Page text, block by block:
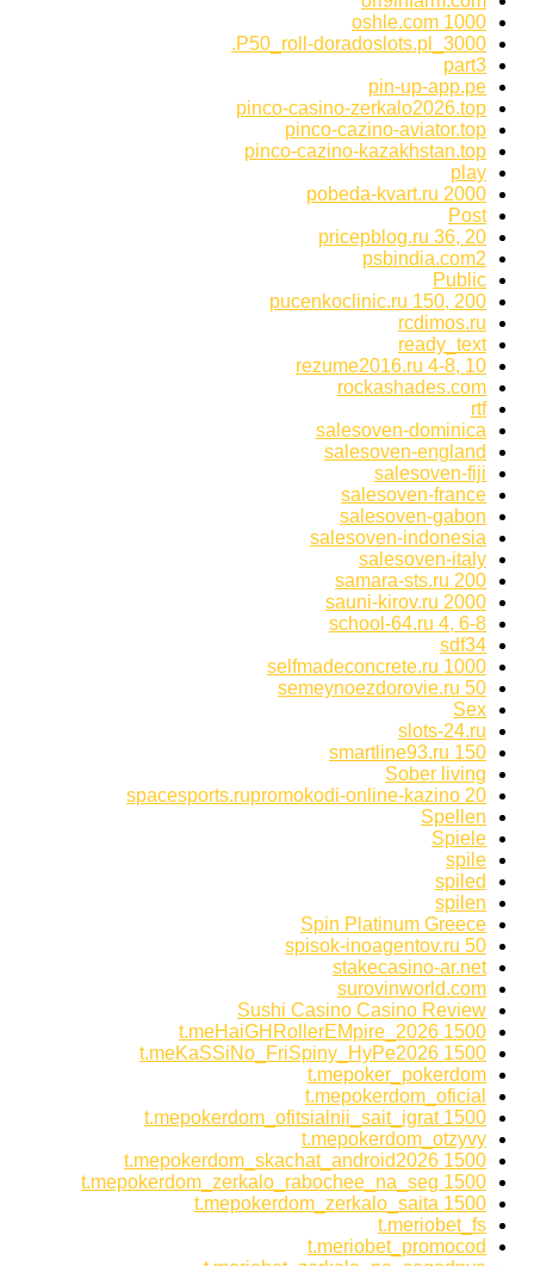
oshle.com 1000
P50_roll-doradoslots.pl_3000.
part3
pin-up-app.pe
pinco-casino-zerkalo2026.top
pinco-cazino-aviator.top
pinco-cazino-kazakhstan.top
play
pobeda-kvart.ru 2000
Post
pricepblog.ru 36, 20
psbindia.com2
Public
pucenkoclinic.ru 150, 200
rcdimos.ru
ready_text
rezume2016.ru 4-8, 10
rockashades.com
rtf
salesoven-dominica
salesoven-england
salesoven-fiji
salesoven-france
salesoven-gabon
salesoven-indonesia
salesoven-italy
samara-sts.ru 200
sauni-kirov.ru 2000
school-64.ru 4, 6-8
sdf34
selfmadeconcrete.ru 1000
semeynoezdorovie.ru 50
Sex
slots-24.ru
smartline93.ru 150
Sober living
spacesports.rupromokodi-online-kazino 20
Spellen
Spiele
spile
spiled
spilen
Spin Platinum Greece
spisok-inoagentov.ru 50
stakecasino-ar.net
surovinworld.com
Sushi Casino Casino Review
t.meHaiGHRollerEMpire_2026 1500
t.meKaSSiNo_FriSpiny_HyPe2026 1500
t.mepoker_pokerdom
t.mepokerdom_oficial
t.mepokerdom_ofitsialnii_sait_igrat 1500
t.mepokerdom_otzyvy
t.mepokerdom_skachat_android2026 1500
t.mepokerdom_zerkalo_rabochee_na_seg 1500
t.mepokerdom_zerkalo_saita 1500
t.meriobet_fs
t.meriobet_promocod